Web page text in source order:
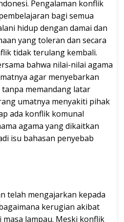
Pengalaman konflik
bagi semua
hidup dengan damai dan
yang toleran dan secara
tidak terulang kembali.
bahwa nilai-nilai agama
agar menyebarkan
memandang latar
umatnya menyakiti pihak
ada konflik komunal
agama yang dikaitkan
isu bahasan penyebab
telah mengajarkan kepada
kerugian akibat
lampau. Meski konflik